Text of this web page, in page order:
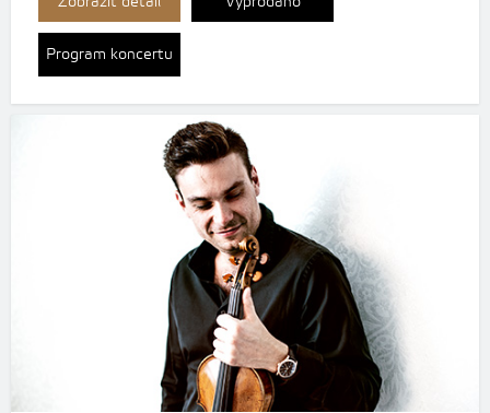
Program koncertu